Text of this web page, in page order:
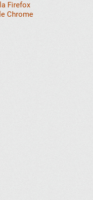
Firefox
Chrome